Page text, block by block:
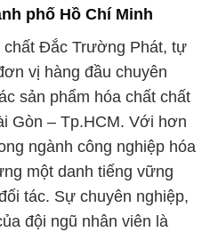
phố Hồ Chí Minh
chất Đắc Trường Phát, tự
vị hàng đầu chuyên
sản phẩm hóa chất chất
Gòn – Tp.HCM. Với hơn
ngành công nghiệp hóa
một danh tiếng vững
tác. Sự chuyên nghiệp,
đội ngũ nhân viên là